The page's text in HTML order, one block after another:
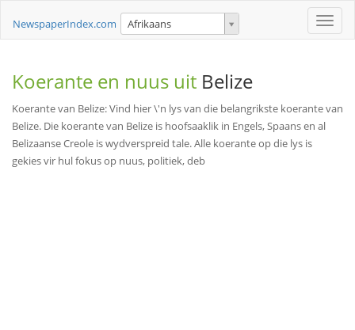
Toggle
NewspaperIndex.com Afrikaans
Koerante en nuus uit Belize
Koerante van Belize: Vind hier \'n lys van die belangrikste koerante van
Belize. Die koerante van Belize is hoofsaaklik in Engels, Spaans en al
Belizaanse Creole is wydverspreid tale. Alle koerante op die lys is
gekies vir hul fokus op nuus, politiek, deb